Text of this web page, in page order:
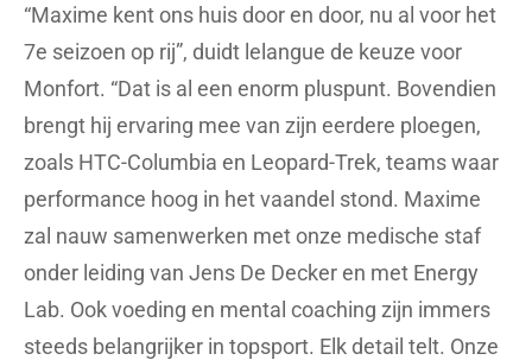
“Maxime kent ons huis door en door, nu al voor het
7e seizoen op rij”, duidt lelangue de keuze voor
Monfort. “Dat is al een enorm pluspunt. Bovendien
brengt hij ervaring mee van zijn eerdere ploegen,
zoals HTC-Columbia en Leopard-Trek, teams waar
performance hoog in het vaandel stond. Maxime
zal nauw samenwerken met onze medische staf
onder leiding van Jens De Decker en met Energy
Lab. Ook voeding en mental coaching zijn immers
steeds belangrijker in topsport. Elk detail telt. Onze